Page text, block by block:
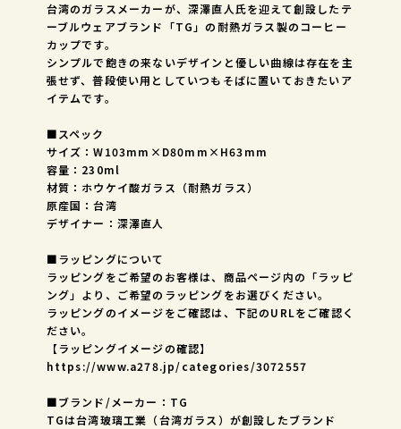
台湾のガラスメーカーが、深澤直人氏を迎えて創設したテ
ーブルウェアブランド「TG」の耐熱ガラス製のコーヒー
カップです。
シンプルで飽きの来ないデザインと優しい曲線は存在を主
張せず、普段使い用としていつもそばに置いておきたいア
イテムです。
■スペック
サイズ：W103mm×D80mm×H63mm
容量：230ml
材質：ホウケイ酸ガラス（耐熱ガラス）
原産国：台湾
デザイナー：深澤直人
■ラッピングについて
ラッピングをご希望のお客様は、商品ページ内の「ラッピ
ング」より、ご希望のラッピングをお選びください。
ラッピングのイメージをご確認は、下記のURLをご確認く
ださい。
【ラッピングイメージの確認】
https://www.a278.jp/categories/3072557
■ブランド/メーカー：TG
TGは台湾玻璃工業（台湾ガラス）が創設したブランド